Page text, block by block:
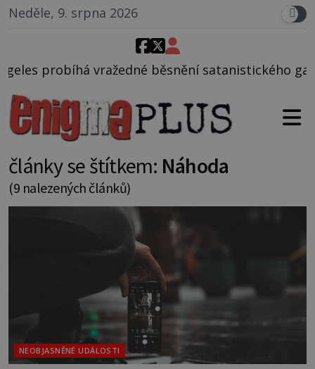
Neděle, 9. srpna 2026
satanistického gangu vedeného
články se štítkem: Náhoda
(9 nalezených článků)
NEOBJASNĚNÉ UDÁLOSTI